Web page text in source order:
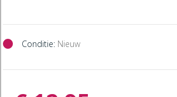
Conditie: Nieuw